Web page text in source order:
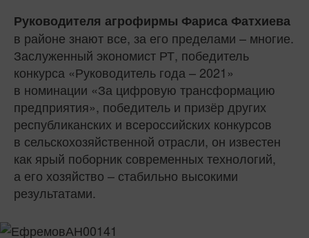
Руководителя агрофирмы Фариса Фатхиева
в районе знают все, за его пределами – многие.
Заслуженный экономист РТ, победитель
конкурса «Руководитель года – 2021»
в номинации «За цифровую трансформацию
предприятия», победитель и призёр других
республиканских и всероссийских конкурсов
в сельскохозяйственной отрасли, он известен
как ярый поборник современных технологий,
а его хозяйство – стабильно высокими
результатами.